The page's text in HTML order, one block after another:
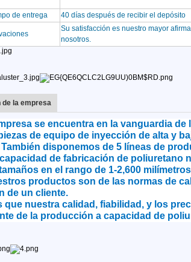
de entrega 40 días después de recibir el depósito
Su satisfacción es nuestro mayor
nosotros.
de la empresa
se encuentra en la vanguardia
de equipo de inyección de alta y
disponemos de 5 líneas de
de fabricación de poliuretano
en el rango de 1-2,600
productos son de las normas de
de un cliente.
que nuestra calidad, fiabilidad, y los
de la producción a capacidad de